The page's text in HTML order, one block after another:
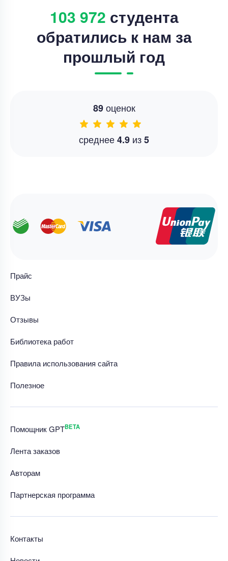
103 972 студента
обратились к нам за
прошлый год
89оценок
среднее4.9 из5
Прайс
ВУЗы
Отзывы
Библиотека работ
Правила использования сайта
Полезное
Помощник GPTBETA
Лента заказов
Авторам
Партнерская программа
Контакты